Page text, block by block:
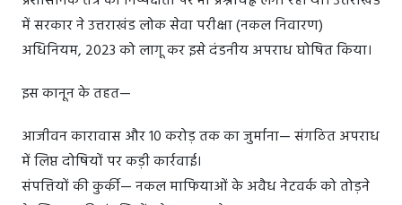
में सरकार ने उत्तराखंड लोक सेवा परीक्षा (नकल निवारण)
अधिनियम, 2023 को लागू कर इसे दंडनीय अपराध घोषित किया।
इस कानून के तहत—
आजीवन कारावास और 10 करोड़ तक का जुर्माना— संगठित अपराध
में लिप्त दोषियों पर कड़ी कार्रवाई।
संपत्तियों की कुर्की— नकल माफियाओं के अवैध नेटवर्क को तोड़ने